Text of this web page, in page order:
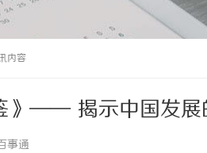
内容
》—— 揭示中国发展
事通